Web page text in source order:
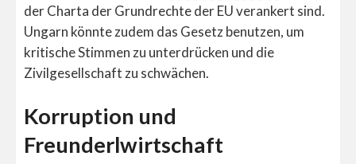
der Charta der Grundrechte der EU verankert sind.
Ungarn könnte zudem das Gesetz benutzen, um
kritische Stimmen zu unterdrücken und die
Zivilgesellschaft zu schwächen.
Korruption und
Freunderlwirtschaft